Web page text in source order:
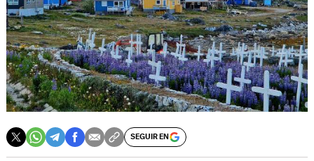
SEGUIR EN